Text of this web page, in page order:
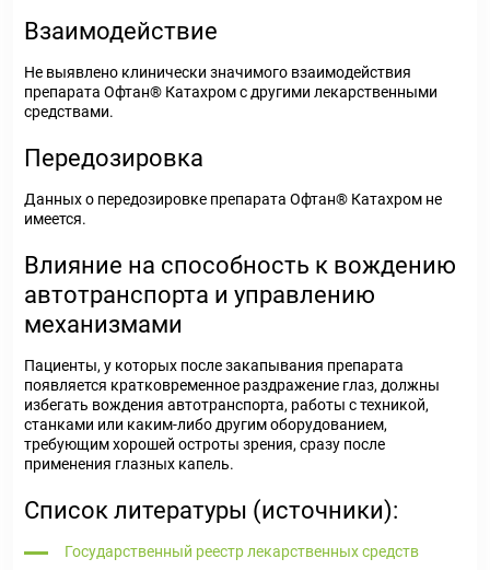
Взаимодействие
Не выявлено клинически значимого взаимодействия
препарата Офтан® Катахром с другими лекарственными
средствами.
Передозировка
Данных о передозировке препарата Офтан® Катахром не
имеется.
Влияние на способность к вождению
автотранспорта и управлению
механизмами
Пациенты, у которых после закапывания препарата
появляется кратковременное раздражение глаз, должны
избегать вождения автотранспорта, работы с техникой,
станками или каким-либо другим оборудованием,
требующим хорошей остроты зрения, сразу после
применения глазных капель.
Список литературы (источники):
Государственный реестр лекарственных средств